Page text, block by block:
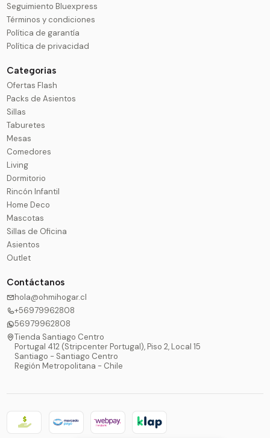
Seguimiento Bluexpress
Términos y condiciones
Política de garantía
Política de privacidad
Categorias
Ofertas Flash
Packs de Asientos
Sillas
Taburetes
Mesas
Comedores
Living
Dormitorio
Rincón Infantil
Home Deco
Mascotas
Sillas de Oficina
Asientos
Outlet
Contáctanos
hola@ohmihogar.cl
+56979962808
56979962808
Tienda Santiago Centro
Portugal 412 (Stripcenter Portugal), Piso 2, Local 15
Santiago - Santiago Centro
Región Metropolitana - Chile